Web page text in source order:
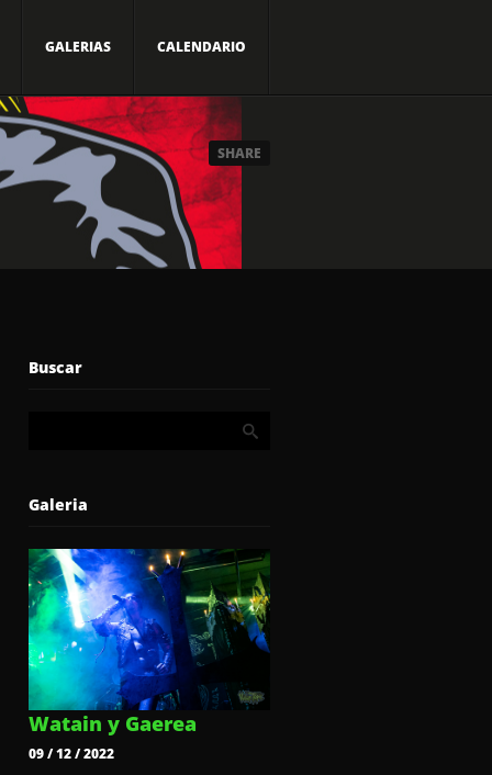
GALERIAS CALENDARIO
SHARE
Buscar
Galeria
Watain y Gaerea
09 / 12 / 2022